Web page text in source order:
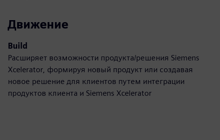
Движение
Build
Расширяет возможности продукта/решения Siemens
Xcelerator, формируя новый продукт или создавая
новое решение для клиентов путем интеграции
продуктов клиента и Siemens Xcelerator